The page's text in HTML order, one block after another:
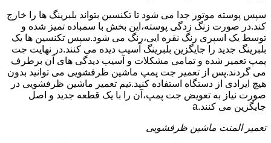
سپس پوسته موتور جدا می شود تا تکنسین بتواند بلبرینگ ها را خارج
کند.در صورت زنگ زدگی پوسته،این بخش با سمباده تمیز شده و
توسط یک اسپری رنگ نقره ایی،رنگ می شود.سپس تکنسین ها یک
بلبرینگ جدید را جایگزین بلبرینگ آسیب دیده می کنند.در نهایت جت
پمپ تعمیر شده و تمامی مشکلات و آسیب دیدگی های آن برطرف
می گردند.پس از تعمیر جت پمپ ماشین ظرفشویی می توانید بدون
هیچ ایرادی از دستگاه استفاده کنید.تیم تعمیر ماشین ظرفشویی در
صورت نیاز به تعویض جت پمپ،آن را با یک قطعه جدید و اصل
جایگزین می کنند.a
تعمیر المنت ماشین ظرفشویی